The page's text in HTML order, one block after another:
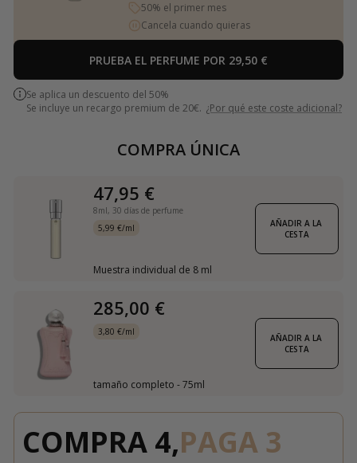
50% el primer mes
Cancela cuando quieras
PRUEBA EL PERFUME POR 29,50 €
Se aplica un descuento del 50%
Se incluye un recargo premium de 20€. ¿Por qué este coste adicional?
COMPRA ÚNICA
47,95 €
8ml, 30 días de perfume
5,99 €/ml
Muestra individual de 8 ml
AÑADIR A LA
CESTA
285,00 €
3,80 €/ml
tamaño completo - 75ml
AÑADIR A LA
CESTA
COMPRA 4,PAGA 3